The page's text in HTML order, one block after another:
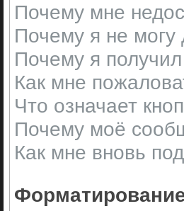
Почему мне
Почему я не могу
Почему я
Как мне
Что означает
Почему моё
Как мне вновь